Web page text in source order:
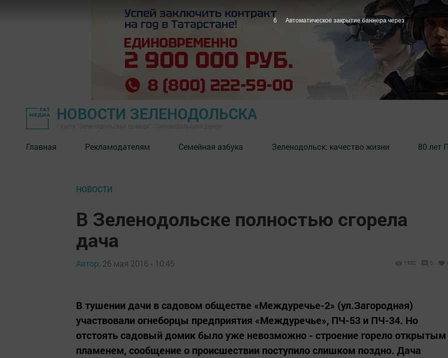
НОВОСТИ ЗЕЛЕНОДОЛЬСКА
Главная Рекламодателям Семейная азбука ⁠Зеленодольск: качество жизни 80 лет
НОВОСТИ
В Зеленодольске полностью сгорела
дача
Автор, 26 мая 2016 - 10:45 1332 0
В тушении дачи в садовом обществе «Междуречье-2» (ул.Загородная)
участвовали огнеборцы предприятия «Междуречье», ПЧ-53 и ПЧ-34. Но
отстоять садовый домик было уже невозможно - строение горело открытым
пламенем, сообщение о происшествии поступило слишком поздно. Дача
5 Автоматическое закрытие баннера через